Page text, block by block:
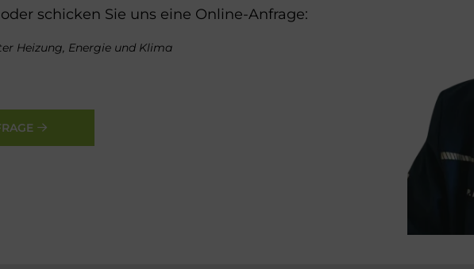
schicken Sie uns eine Online-Anfrage:
Heizung, Energie und Klima